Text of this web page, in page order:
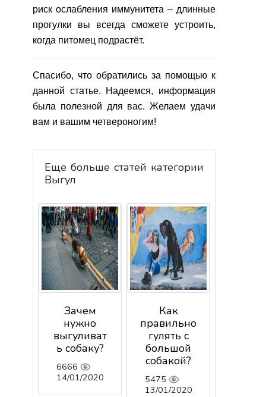
риск ослабления иммунитета – длинные
прогулки вы всегда сможете устроить,
когда питомец подрастёт.
Спасибо, что обратились за помощью к
данной статье. Надеемся, информация
была полезной для вас. Желаем удачи
вам и вашим четвероногим!
Еще больше статей категории
Выгул
Зачем
нужно
выгуливат
ь собаку?
6666
14/01/2020
Как
правильно
гулять с
большой
собакой?
5475
13/01/2020